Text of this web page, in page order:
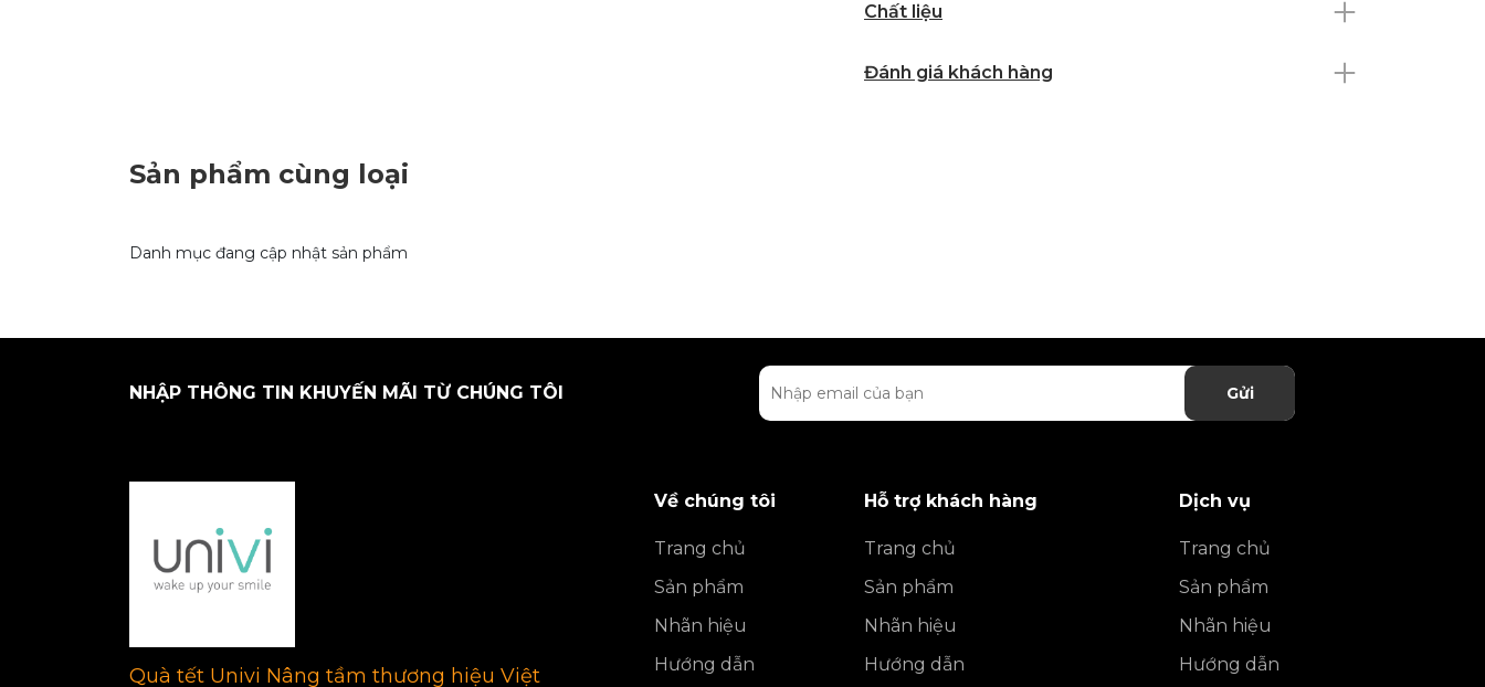
Chất liệu
Đánh giá khách hàng
Sản phẩm cùng loại
Danh mục đang cập nhật sản phẩm
NHẬP THÔNG TIN KHUYẾN MÃI TỪ CHÚNG TÔI Gửi
Quà tết Univi Nâng tầm thương hiệu Việt
Về chúng tôi
Trang chủ
Sản phẩm
Nhãn hiệu
Hướng dẫn
Hỗ trợ khách hàng
Trang chủ
Sản phẩm
Nhãn hiệu
Hướng dẫn
Dịch vụ
Trang chủ
Sản phẩm
Nhãn hiệu
Hướng dẫn